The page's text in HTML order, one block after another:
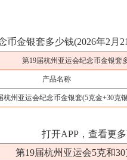
币金银套多少钱(2026年2月
第19届杭州亚运会纪念币金银套
产品名称
杭州亚运会纪念币金银套(5克金+30克
打开APP，查看更
第19届杭州亚运会5克和